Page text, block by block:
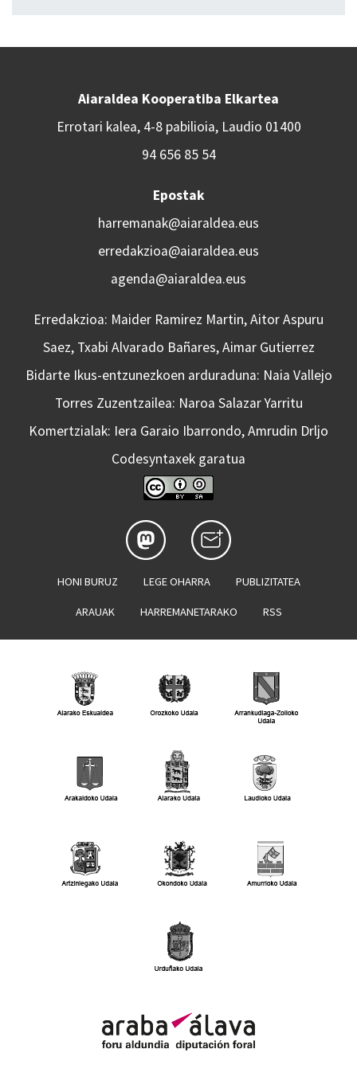
Aiaraldea Kooperatiba Elkartea
Errotari kalea, 4-8 pabilioia, Laudio 01400
94 656 85 54
Epostak
harremanak@aiaraldea.eus
erredakzioa@aiaraldea.eus
agenda@aiaraldea.eus
Erredakzioa: Maider Ramirez Martin, Aitor Aspuru
Saez, Txabi Alvarado Bañares, Aimar Gutierrez
Bidarte Ikus-entzunezkoen arduraduna: Naia Vallejo
Torres Zuzentzailea: Naroa Salazar Yarritu
Komertzialak: Iera Garaio Ibarrondo, Amrudin Drljo
Codesyntaxek garatua
HONI BURUZ LEGE OHARRA PUBLIZITATEA
ARAUAK HARREMANETARAKO RSS